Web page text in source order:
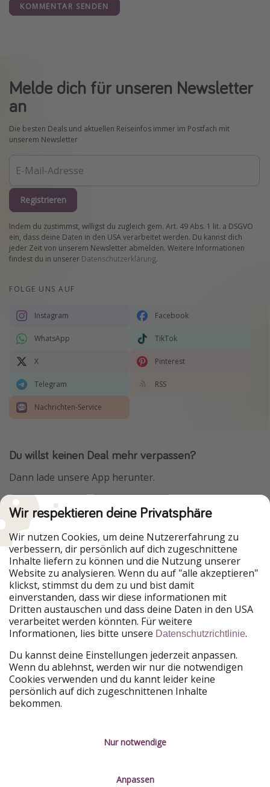
KOMMENTAR SENDEN
Melde dich für unseren Newsletter
an
Die besten Deals und aktuellen Reiseinfos immer im Postfach mit
unserem Newsletter
Registrieren
Indem du zustimmst, willigst du zugleich gem. Art. 49 Abs. 1 lit. a DSGVO
ein, dass deine Daten in den USA verarbeitet werden. Du kannst dich
jeder Zeit von unserem Newsletter abmelden. Weitere Informationen
findest du in unserer Datenschutzerklärung.
FOLGE UNS AUF
Instagram Facebook
WhatsApp TikTok
X Pinterest
Telegram RSS
Nachrichten-Service
Du willst keinen Deal mehr verpassen?
Dann lade unsere App herunter.
Urlaubspiraten ist Teil der HolidayPirates Group
Unsere Märkte
PiratinViaggio
HolidayPirates
VakantiePiraten
WakacyjniPiraci
VoyagesPirates
Ferienpiraten
Urlaubspiraten
ViajerosPiratas
TravelPirates
HolidayPirates Group
Lerne uns kennen
Über uns
Rechtliches
Kontakt
Wir respektieren deine Privatsphäre
Wir nutzen Cookies, um deine Nutzererfahrung zu
verbessern, dir persönlich auf dich zugeschnittene
Inhalte liefern zu können und die Nutzung unserer
Website zu analysieren. Wenn du auf "alle akzeptieren"
klickst, stimmst du dem zu und bist damit
einverstanden, dass wir diese informationen mit
Dritten austauschen und dass deine Daten in den USA
verarbeitet werden könnten. Für weitere
Informationen, lies bitte unsere Datenschutzrichtlinie.
Du kannst deine Einstellungen jederzeit anpassen.
Wenn du ablehnst, werden wir nur die notwendigen
Cookies verwenden und du kannt leider keine
persönlich auf dich zugeschnittenen Inhalte
bekommen.
Nur notwendige
Anpassen